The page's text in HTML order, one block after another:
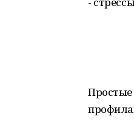
Простые